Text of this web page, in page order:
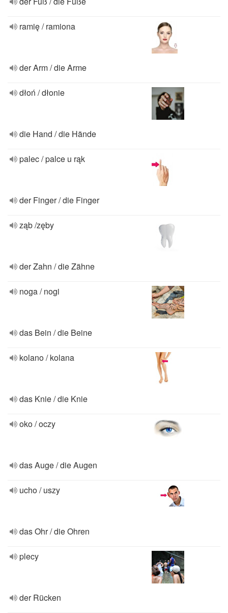
ramię / ramiona
der Arm / die Arme
dłoń / dłonie
die Hand / die Hände
palec / palce u rąk
der Finger / die Finger
ząb /zęby
der Zahn / die Zähne
noga / nogi
das Bein / die Beine
kolano / kolana
das Knie / die Knie
oko / oczy
das Auge / die Augen
ucho / uszy
das Ohr / die Ohren
plecy
der Rücken